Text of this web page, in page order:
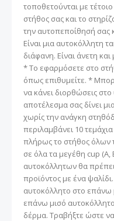
τοποθετούνται με
στήθος σας και το
την αυτοπεποίθησή σας
Είναι μια αυτοκόλλητη
διάφανη. Είναι άνετη
* Το εφαρμόσετε στο
όπως επιθυμείτε. *
να κάνει διορθώσεις
αποτέλεσμα σας δίνει
χωρίς την ανάγκη
περιλαμβάνει 10
πλήρως το στήθος
σε όλα τα μεγέθη cup (Α,
αυτοκόλλητων θα
προϊόντος με ένα
αυτοκόλλητο στο επάνω
επάνω μισό
δέρμα. Τραβήξτε ώστε